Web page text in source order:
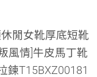
閒女靴厚底短靴
風情]牛皮馬丁靴
鍊T15BXZ00181